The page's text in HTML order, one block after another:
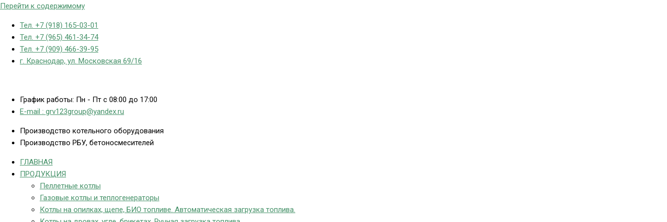
Перейти к содержимому
Тел. +7 (918) 165-03-01
Тел. +7 (965) 461-34-74
Тел. +7 (909) 466-39-95
г. Краснодар, ул. Московская 69/16
График работы: Пн - Пт с 08:00 до 17:00
E-mail : grv123group@yandex.ru
Производство котельного оборудования
Производство РБУ, бетоносмесителей
ГЛАВНАЯ
ПРОДУКЦИЯ
Пеллетные котлы
Газовые котлы и теплогенераторы
Котлы на опилках, щепе, БИО топливе. Автоматическая загрузка топлива.